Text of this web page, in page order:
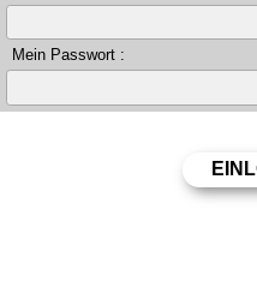
Mein Passwort :